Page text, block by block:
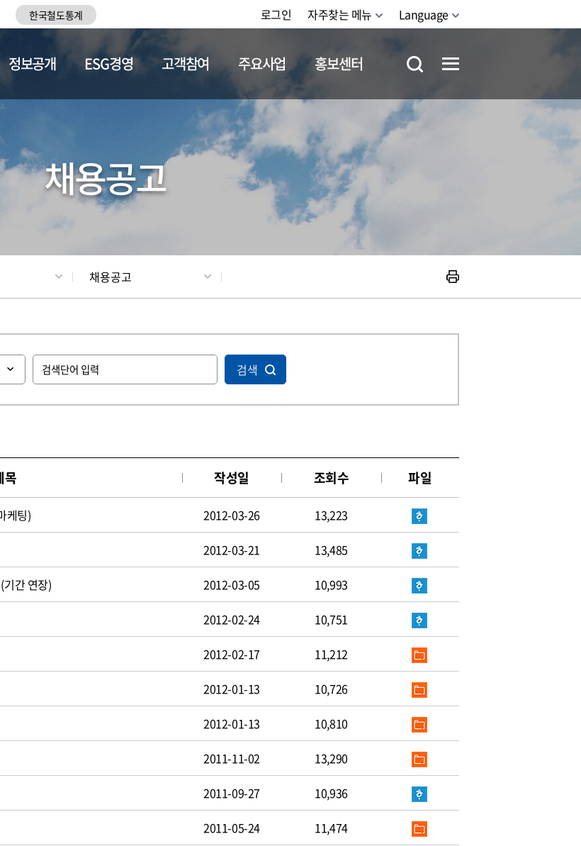
한국철도통계 로그인 자주찾는 메뉴 Language
채용정보
정보공개 ESG경영 고객참여 주요사업 홍보센터
채용공고
채용공고
검색
목 작성일 조회수 파일
케팅) 2012-03-26 13,223
2012-03-21 13,485
간 연장) 2012-03-05 10,993
2012-02-24 10,751
2012-02-17 11,212
2012-01-13 10,726
2012-01-13 10,810
2011-11-02 13,290
2011-09-27 10,936
2011-05-24 11,474